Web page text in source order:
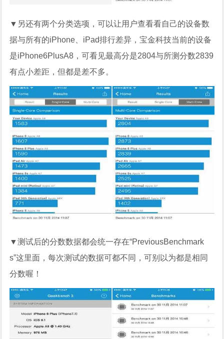
▼另还有两个分类选项，可以让用户查看看自己的设备数
据与所有的iPhone、iPad排行差异，宝金科技当前的设备
是iPhone6PlusA8，可看见最高分是2804与所测分数2839
有点小差距，但都是差不多。
▼测试后的分数数据都会统一存在“PreviousBenchmark
s”这里面，每次测试的数据可都不同，可别以为都是相同
分数喔！